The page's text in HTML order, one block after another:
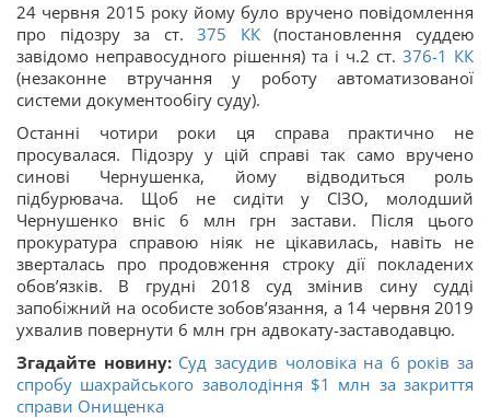
24 червня 2015 року йому було вручено повідомлення
про підозру за ст. 375 КК(постановлення суддею
завідомо неправосудного рішення) та і ч.2 ст. 376-1 КК
(незаконне втручання у роботу автоматизованої
системи документообігу суду).
Останні чотири роки ця справа практично не
просувалася. Підозру у цій справі так само вручено
синові Чернушенка, йому відводиться роль
підбурювача. Щоб не сидіти у СІЗО, молодший
Чернушенко вніс 6 млн грн застави. Після цього
прокуратура справою ніяк не цікавилась, навіть не
зверталась про продовження строку дії покладених
обов’язків. В грудні 2018 суд змінив сину судді
запобіжний на особисте зобов’язання, а 14 червня 2019
ухвалив повернути 6 млн грн адвокату-заставодавцю.
Згадайте новину: Суд засудив чоловіка на 6 років за
спробу шахрайського заволодіння $1 млн за закриття
справи Онищенка